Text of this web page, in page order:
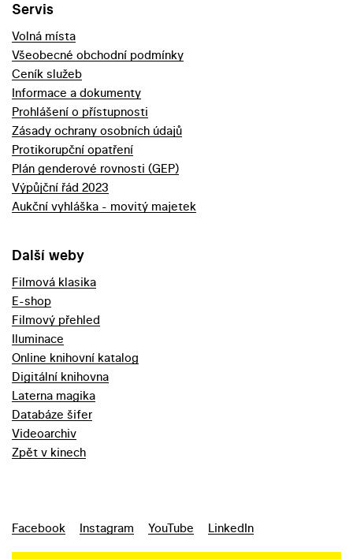
Servis
Volná místa
Všeobecné obchodní podmínky
Ceník služeb
Informace a dokumenty
Prohlášení o přístupnosti
Zásady ochrany osobních údajů
Protikorupční opatření
Plán genderové rovnosti (GEP)
Výpůjční řád 2023
Aukční vyhláška - movitý majetek
Další weby
Filmová klasika
E-shop
Filmový přehled
Iluminace
Online knihovní katalog
Digitální knihovna
Laterna magika
Databáze šifer
Videoarchiv
Zpět v kinech
Facebook Instagram YouTube LinkedIn